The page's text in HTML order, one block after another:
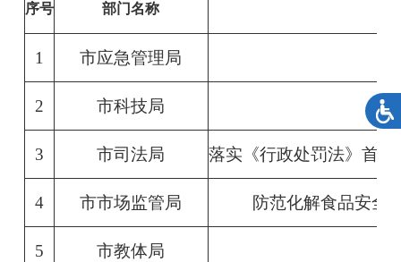
序号 部门名称
1 市应急管理局
2 市科技局
3 市司法局 落实《行政处罚法》首
4 市市场监管局 防范化解食品安全
5 市教体局